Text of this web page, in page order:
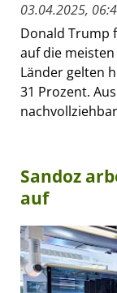
03.04.2025,
Donald Trump
auf die
Länder gelten
31 Prozent.
Sandoz
auf